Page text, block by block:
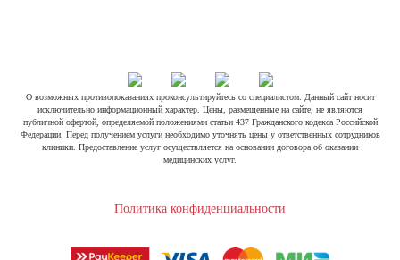
О возможных противопоказаниях проконсультируйтесь со специалистом. Данный сайт носит
исключительно информационный характер. Цены, размещенные на сайте, не являются
публичной офертой, определяемой положениями статьи 437 Гражданского кодекса Российской
Федерации. Перед получением услуги необходимо уточнять цены у ответственных сотрудников
клиники. Предоставление услуг осуществляется на основании договора об оказании
медицинских услуг.
Политика конфиденциальности